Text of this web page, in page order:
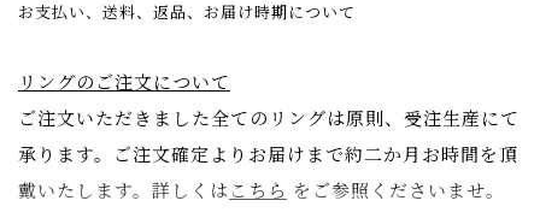
お支払い、送料、返品、お届け時期について
リングのご注文について
ご注文いただきました全てのリングは原則、受注生産にて
承ります。ご注文確定よりお届けまで約二か月お時間を頂
戴いたします。詳しくはこちら をご参照くださいませ。